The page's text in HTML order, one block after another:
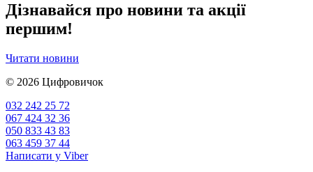
Дізнавайся про новини та акції
першим!
Читати новини
© 2026 Цифровичок
032 242 25 72
067 424 32 36
050 833 43 83
063 459 37 44
Написати у Viber